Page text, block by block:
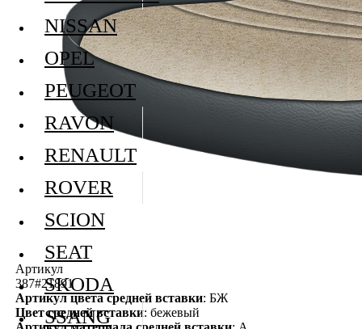
Артикул
387#21891
Артикул цвета средней вставки: БЖ
Цвет средней вставки: бежевый
NISSAN
OPEL
PEUGEOT
RAVON
RENAULT
ROVER
SCION
SEAT
SKODA
SSANG